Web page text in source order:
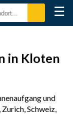
☰
in Kloten
und
Schweiz,